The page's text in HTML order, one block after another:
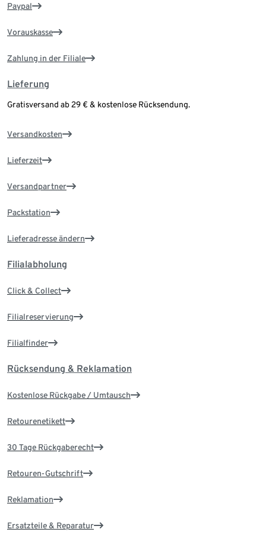
Paypal
Vorauskasse
Zahlung in der Filiale
Lieferung
Gratisversand ab 29 € & kostenlose Rücksendung.
Versandkosten
Lieferzeit
Versandpartner
Packstation
Lieferadresse ändern
Filialabholung
Click & Collect
Filialreservierung
Filialfinder
Rücksendung & Reklamation
Kostenlose Rückgabe / Umtausch
Retourenetikett
30 Tage Rückgaberecht
Retouren-Gutschrift
Reklamation
Ersatzteile & Reparatur